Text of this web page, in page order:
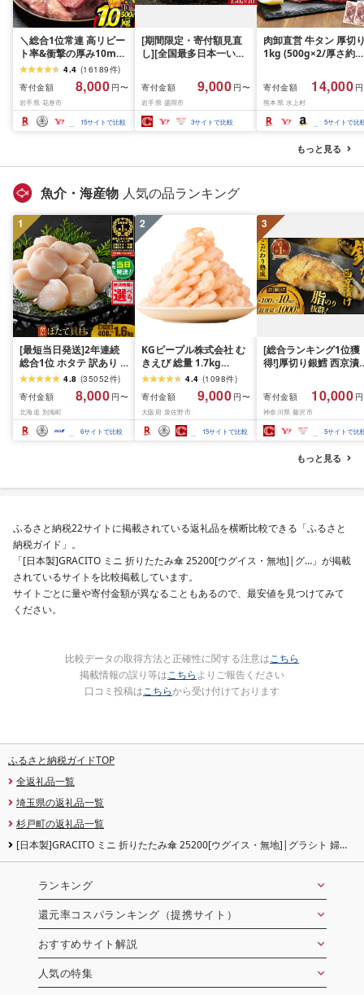
＼総合1位常連 高リピー
ト率&衝撃の厚み10mm
厚切り牛タン 塩味/ ≪ス
ピード発送!!10営業日以
内発送≫ 選べる内容量
500g / 1kg 定期便 毎月
届く 牛肉 肉 BBQ ふるさ
と 人気 ランキング 岩手
4.4 (16189件)
寄付金額
8,000 円〜
岩手県 花巻市
15サイトで比較
[期間限定・寄付額見直
し][全国最多日本一いわ
1.5kg(150g×10個) いわ
て牛 × 岩中豚 ハンバー
グ 合挽き 合い挽き 黒毛
和牛 人気 冷凍 個包装 小
分け 冷凍 牛肉 豚肉 和牛
お弁当 hannba-gu ラン
手県 盛岡市 東北 岩手 盛
寄付金額 9,000 円〜
岩手県 盛岡市
3サイトで比較
肉卸直営 牛タン 厚切
1kg (500g×2/厚さ約
牛肉 焼肉 冷凍 スライ
業務用 バーベキュー
BBQ おつまみ ギフト
祝い お中元 夏ギフト
寄付金額 14,000
熊本県 水上村
5サイトで比
もっと見る
魚介・海産物 人気の品ランキング
1
[最短当日発送]2年連続
総合1位 ホタテ 訳あり (
ふるさと納税 ほたて ふ
るさと納税 訳あり 帆立
ふるさと わけあり ホタ
テ貝柱 貝 人気 不揃い 刺
身 規格外 魚介 ランキン
グ 海鮮 冷凍 発送時期が
4.8 (35052件)
寄付金額
8,000 円〜
北海道 別海町
6サイトで比較
2
KGピープル株式会社 む
きえび 総量 1.7kg
(850g×2P) 特大 5Lサイ
ズ バナメイエビ バラ凍
結 下処理不要 サイズ不
揃い 訳あり
4.4 (1098件)
寄付金額
9,000 円〜
大阪府 泉佐野市
15サイトで比較
3
[総合ランキング1位獲
得!]厚切り銀鱈 西京漬
約 1,000g (約 100g ×
切) 西京味噌 西京みそ
噌漬け みそ 味噌 鮮魚
介 銀だら 銀ダラ ギン
ラ ぎんだら 鱈 タラ 魚
西京焼き 西京漬 西京
き 冷凍 厳選 鮮魚 漬け
礼品 おかず おつまみ
南 藤沢
寄付金額 10,000
神奈川県 藤沢市
5サイトで比
もっと見る
ふるさと納税22サイトに掲載されている返礼品を横断比較できる「ふるさと
納税ガイド」。
「[日本製]GRACITO ミニ 折りたたみ傘 25200[ウグイス・無地]|グ…」が掲載
されているサイトを比較掲載しています。
サイトごとに量や寄付金額が異なることもあるので、最安値を見つけてみて
ください。
比較データの取得方法と正確性に関する注意はこちら
掲載情報の誤り等はこちらよりご報告ください
口コミ投稿はこちらから受け付けております
ふるさと納税ガイドTOP
全返礼品一覧
埼玉県の返礼品一覧
杉戸町の返礼品一覧
[日本製]GRACITO ミニ 折りたたみ傘 25200[ウグイス・無地]|グラシト 婦人
ランキング
還元率コスパランキング（提携サイト）
おすすめサイト解説
人気の特集